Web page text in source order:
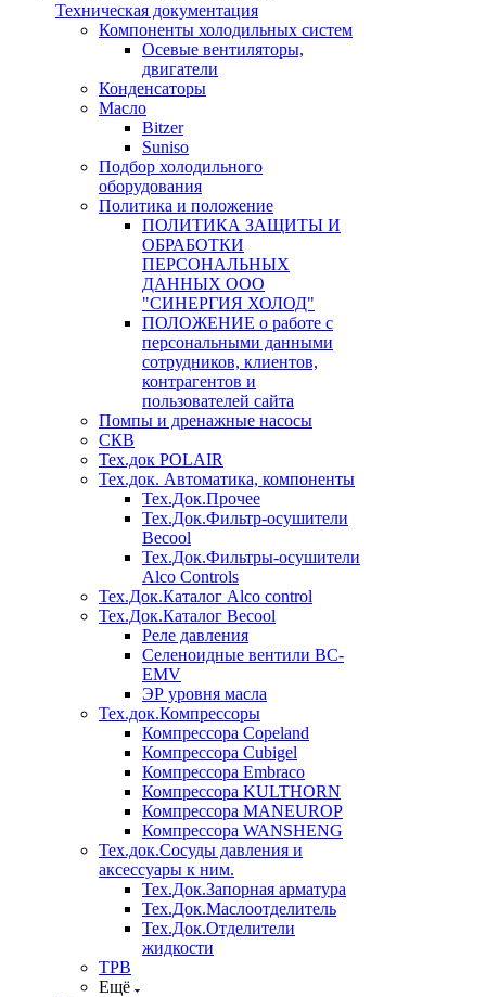
Техническая документация
Компоненты холодильных систем
Осевые вентиляторы,
двигатели
Конденсаторы
Масло
Bitzer
Suniso
Подбор холодильного
оборудования
Политика и положение
ПОЛИТИКА ЗАЩИТЫ И
ОБРАБОТКИ
ПЕРСОНАЛЬНЫХ
ДАННЫХ ООО
"СИНЕРГИЯ ХОЛОД"
ПОЛОЖЕНИЕ о работе с
персональными данными
сотрудников, клиентов,
контрагентов и
пользователей сайта
Помпы и дренажные насосы
СКВ
Тех.док POLAIR
Тех.док. Автоматика, компоненты
Тех.Док.Прочее
Тех.Док.Фильтр-осушители
Becool
Тех.Док.Фильтры-осушители
Alco Controls
Тех.Док.Каталог Alco control
Тех.Док.Каталог Becool
Реле давления
Селеноидные вентили BC-
EMV
ЭР уровня масла
Тех.док.Компрессоры
Компрессора Copeland
Компрессора Cubigel
Компрессора Embraco
Компрессора KULTHORN
Компрессора MANEUROP
Компрессора WANSHENG
Тех.док.Сосуды давления и
аксессуары к ним.
Тех.Док.Запорная арматура
Тех.Док.Маслоотделитель
Тех.Док.Отделители
жидкости
ТРВ
Ещё